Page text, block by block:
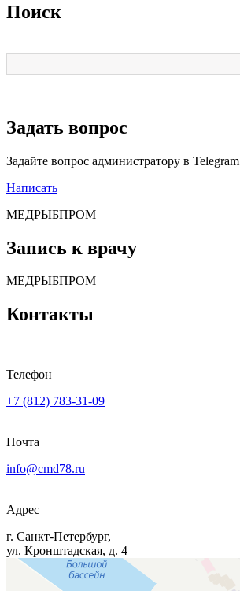
Поиск
Задать вопрос
Задайте вопрос администратору в Telegram
Написать
МЕДРЫБПРОМ
Запись к врачу
МЕДРЫБПРОМ
Контакты
Телефон
+7 (812) 783-31-09
Почта
info@cmd78.ru
Адрес
г. Санкт-Петербург,
ул. Кронштадская, д. 4